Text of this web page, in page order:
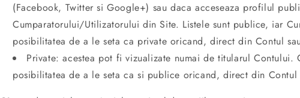
(Facebook, Twitter si Google+) sau daca acceseaza profilul
Cumparatorului/Utilizatorului din Site. Listele sunt publice, iar
posibilitatea de a le seta ca private oricand, direct din Contul
Private: acestea pot fi vizualizate numai de titularul Contului.
posibilitatea de a le seta ca si publice oricand, direct din Contul